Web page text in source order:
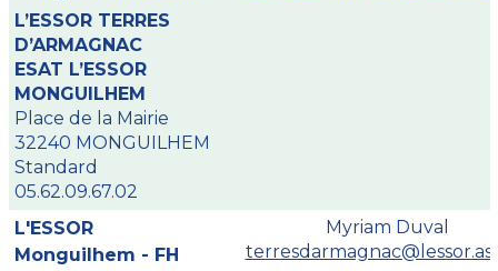
L’ESSOR TERRES
D’ARMAGNAC
ESAT L’ESSOR
MONGUILHEM
Place de la Mairie
32240 MONGUILHEM
Standard
05.62.09.67.02
L'ESSOR
Monguilhem - FH
Myriam Duval